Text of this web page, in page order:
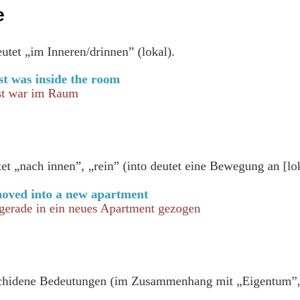
„im Inneren/drinnen” (lokal).
was inside the room
war im Raum
„nach innen”, „rein” (into deutet eine Bewegung an
into a new apartment
in ein neues Apartment gezogen
Bedeutungen (im Zusammenhang mit